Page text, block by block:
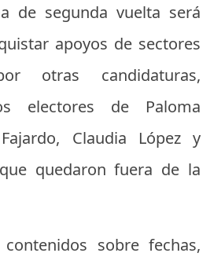
de segunda vuelta será
apoyos de sectores
otras candidaturas,
electores de Paloma
Claudia López y
quedaron fuera de la
sobre fechas,